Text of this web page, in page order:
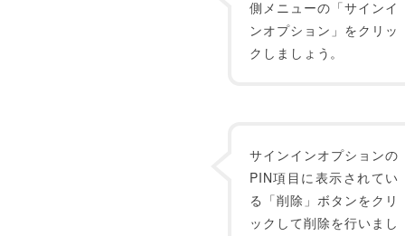
側メニューの「サインイ
ンオプション」をクリッ
クしましょう。
サインインオプションの
PIN項目に表示されてい
る「削除」ボタンをクリ
ックして削除を行いまし